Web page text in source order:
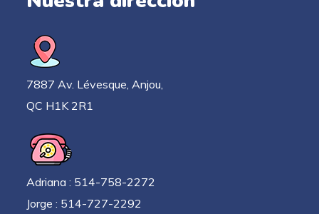
7887 Av. Lévesque, Anjou,
QC H1K 2R1
Adriana : 514-758-2272
Jorge : 514-727-2292